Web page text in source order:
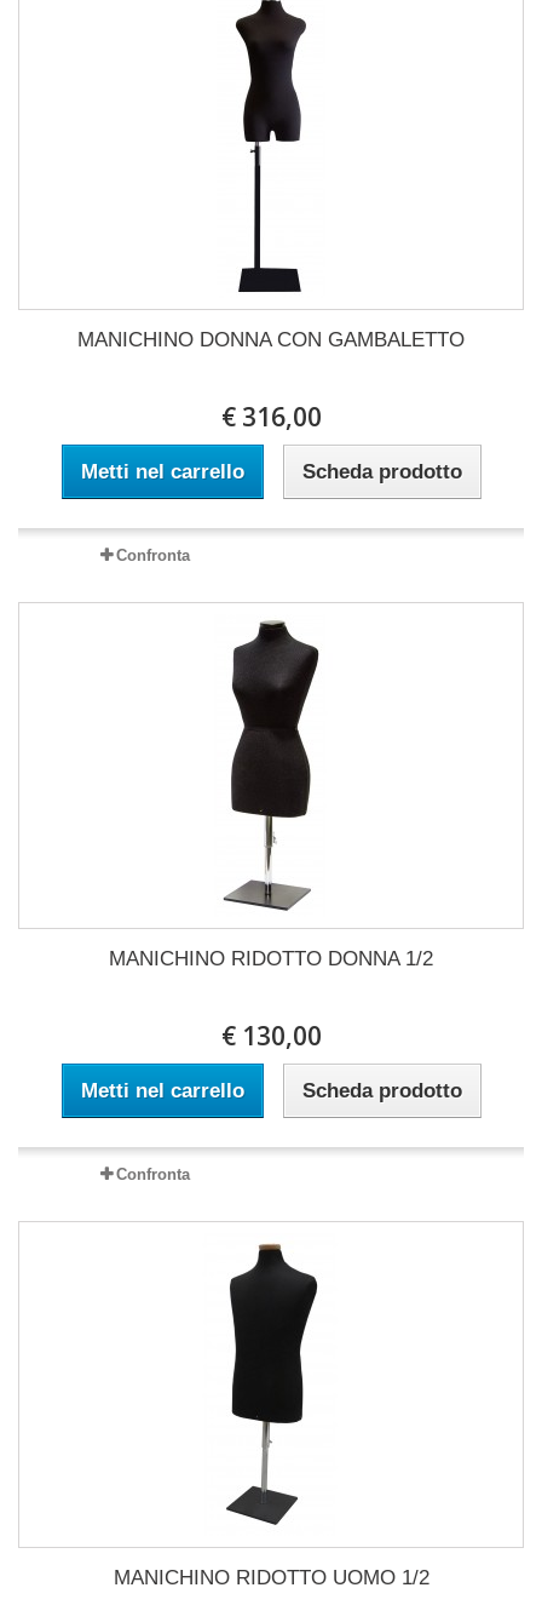
MANICHINO DONNA CON GAMBALETTO
€ 316,00
Metti nel carrello Scheda prodotto
Confronta
MANICHINO RIDOTTO DONNA 1/2
€ 130,00
Metti nel carrello Scheda prodotto
Confronta
MANICHINO RIDOTTO UOMO 1/2